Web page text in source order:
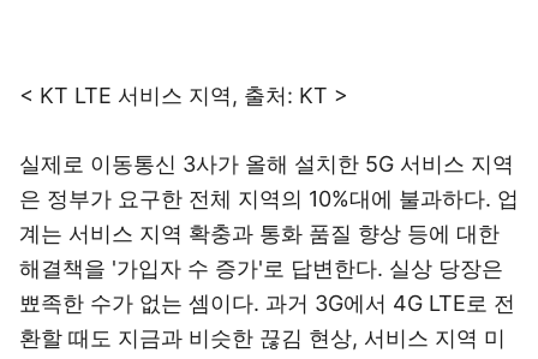
< KT LTE 서비스 지역, 출처: KT >
실제로 이동통신 3사가 올해 설치한 5G 서비스 지역
은 정부가 요구한 전체 지역의 10%대에 불과하다. 업
계는 서비스 지역 확충과 통화 품질 향상 등에 대한
해결책을 '가입자 수 증가'로 답변한다. 실상 당장은
뾰족한 수가 없는 셈이다. 과거 3G에서 4G LTE로 전
환할 때도 지금과 비슷한 끊김 현상, 서비스 지역 미